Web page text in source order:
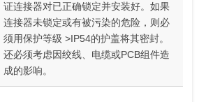
证连接器对已正确锁定并安装好。如果
连接器未锁定或有被污染的危险，则必
须用保护等级 >IP54的护盖将其密封。
还必须考虑因绞线、电缆或PCB组件造
成的影响。